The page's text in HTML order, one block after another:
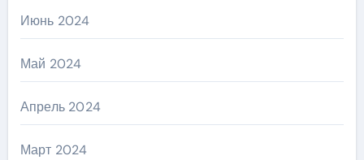
Июнь 2024
Май 2024
Апрель 2024
Март 2024